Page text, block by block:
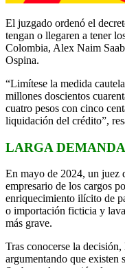
El juzgado ordenó el
tengan o llegaren a tener
Colombia, Alex Naim
Ospina.
“Limítese la medida
millones doscientos
cuatro pesos con cinco
liquidación del crédito”,
LARGA
En mayo de 2024, un juez
empresario de los cargos
enriquecimiento ilícito de
o importación ficticia y
más grave.
Tras conocerse la
argumentando que existen